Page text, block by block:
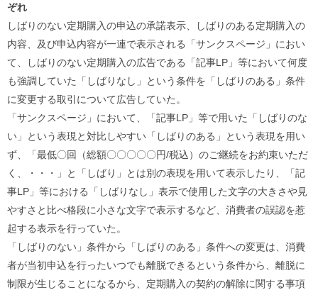
ぞれ
しばりのない定期購入の申込の承諾表示、しばりのある定期購入の
内容、及び申込内容が一連で表示される「サンクスページ」におい
て、しばりのない定期購入の広告である「記事LP」等において何度
も強調していた「しばりなし」という条件を「しばりのある」条件
に変更する取引について広告していた。
「サンクスページ」において、「記事LP」等で用いた「しばりのな
い」という表現と対比しやすい「しばりのある」という表現を用い
ず、「最低〇回（総額〇〇〇〇〇円/税込）のご継続をお約束いただ
く、・・・」と「しばり」とは別の表現を用いて表示したり、「記
事LP」等における「しばりなし」表示で使用した文字の大きさや見
やすさと比べ格段に小さな文字で表示するなど、消費者の誤認を惹
起する表示を行っていた。
「しばりのない」条件から「しばりのある」条件への変更は、消費
者が当初申込を行ったいつでも離脱できるという条件から、離脱に
制限が生じることになるから、定期購入の契約の解除に関する事項